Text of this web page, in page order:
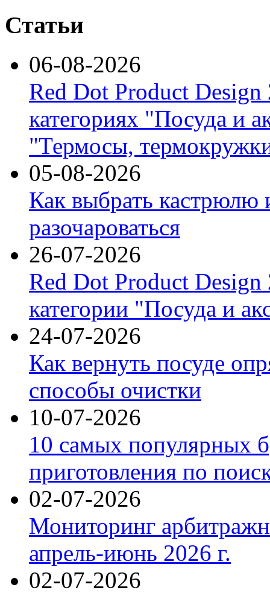
Статьи
06-08-2026
Red Dot Product Design
категориях "Посуда и
"Термосы,
05-08-2026
Как выбрать кастрюлю
разочароваться
26-07-2026
Red Dot Product Design
категории "Посуда и
24-07-2026
Как вернуть посуде
способы очистки
10-07-2026
10 самых популярных
приготовления по
02-07-2026
Мониторинг
апрель-июнь 2026 г.
02-07-2026